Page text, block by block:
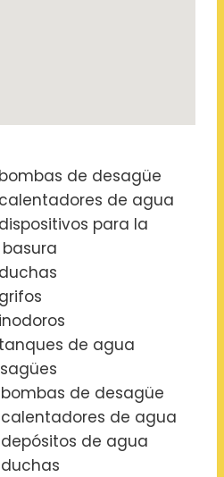
de desagüe
de agua
para la
de agua
de desagüe
de agua
de agua